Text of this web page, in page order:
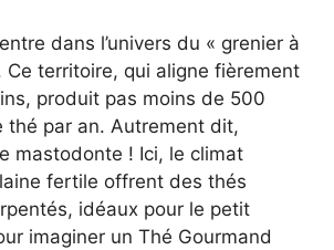
dans l’univers du « grenier à
Ce territoire, qui aligne fièrement
produit pas moins de 500
thé par an. Autrement dit,
le mastodonte ! Ici, le climat
fertile offrent des thés
idéaux pour le petit
imaginer un Thé Gourmand